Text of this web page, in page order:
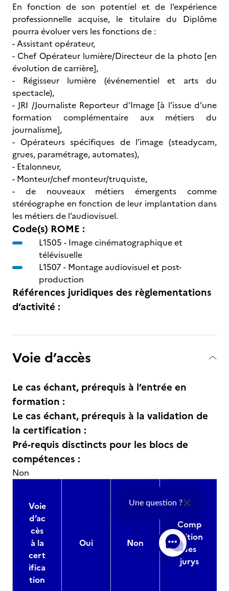
En fonction de son potentiel et de l’expérience
professionnelle acquise, le titulaire du Diplôme
pourra évoluer vers les fonctions de :
- Assistant opérateur,
- Chef Opérateur lumière/Directeur de la photo [en
évolution de carrière],
- Régisseur lumière (événementiel et arts du
spectacle),
- JRI /Journaliste Reporteur d’Image [à l’issue d’une
formation complémentaire aux métiers du
journalisme],
- Opérateurs spécifiques de l’image (steadycam,
grues, paramétrage, automates),
- Etalonneur,
- Monteur/chef monteur/truquiste,
- de nouveaux métiers émergents comme
stéréographe en fonction de leur implantation dans
les métiers de l’audiovisuel.
Code(s) ROME :
L1505 - Image cinématographique et
télévisuelle
L1507 - Montage audiovisuel et post-
production
Références juridiques des règlementations
d’activité :
Voie d’accès
Le cas échant, prérequis à l’entrée en
formation :
Le cas échant, prérequis à la validation de
la certification :
Pré-requis disctincts pour les blocs de
compétences :
Non
Voie
d’ac
cès
à la
cert
ifica
tion
Oui Non
Comp
osition
des
jurys
Une question ?